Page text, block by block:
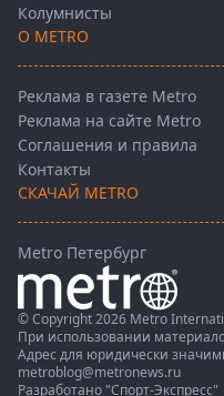
Колумнисты
О METRO
Реклама в газете Metro
Реклама на сайте Metro
Соглашения и правила
Контакты
СКАЧАЙ METRO
Metro Петербург
© Copyright 2026 Metro
При использовании
Адрес для юридически
metroblog@metronews.ru
Разработано "Спорт-Экспресс"